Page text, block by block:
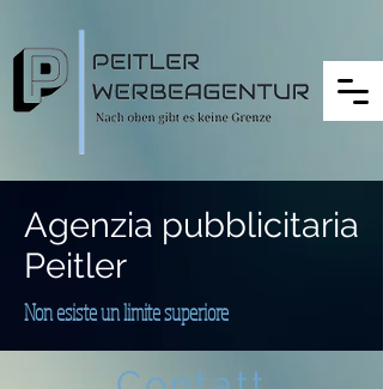
Agenzia pubblicitaria
Peitler
Non esiste un limite superiore